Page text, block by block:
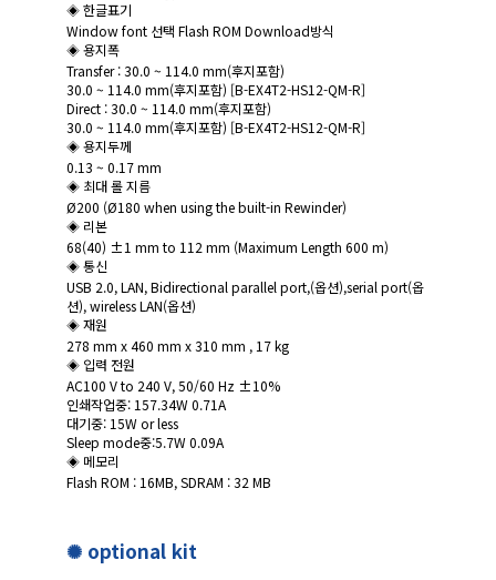
◈ 한글표기
Window font 선택 Flash ROM Download방식
◈ 용지폭
Transfer : 30.0 ~ 114.0 mm(후지포함)
30.0 ~ 114.0 mm(후지포함) [B-EX4T2-HS12-QM-R]
Direct : 30.0 ~ 114.0 mm(후지포함)
30.0 ~ 114.0 mm(후지포함) [B-EX4T2-HS12-QM-R]
◈ 용지두께
0.13 ~ 0.17 mm
◈ 최대 롤 지름
Ø200 (Ø180 when using the built-in Rewinder)
◈ 리본
68(40) ±1 mm to 112 mm (Maximum Length 600 m)
◈ 통신
USB 2.0, LAN, Bidirectional parallel port,(옵션),serial port(옵
션), wireless LAN(옵션)
◈ 재원
278 mm x 460 mm x 310 mm , 17 kg
◈ 입력 전원
AC100 V to 240 V, 50/60 Hz ±10%
인쇄작업중: 157.34W 0.71A
대기중: 15W or less
Sleep mode중:5.7W 0.09A
◈ 메모리
Flash ROM : 16MB, SDRAM : 32 MB
✺ optional kit